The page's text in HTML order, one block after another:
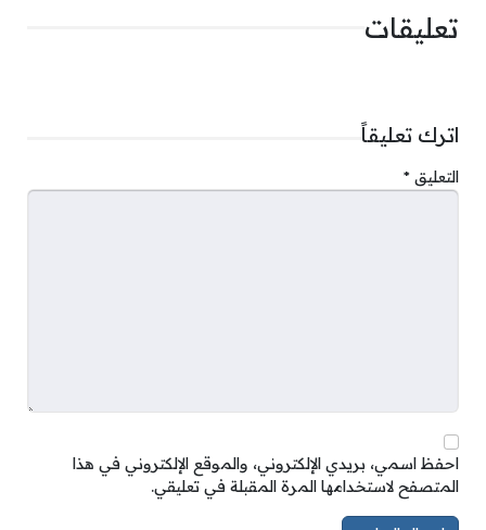
تعليقات
اترك تعليقاً
التعليق *
احفظ اسمي، بريدي الإلكتروني، والموقع الإلكتروني في هذا
المتصفح لاستخدامها المرة المقبلة في تعليقي.